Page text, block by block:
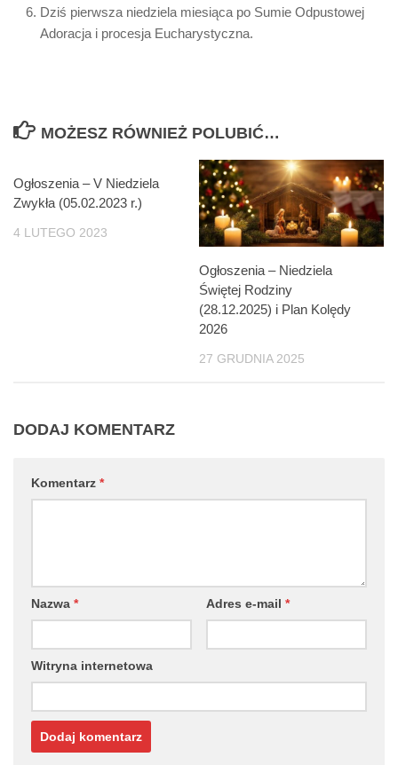
Dziś pierwsza niedziela miesiąca po Sumie Odpustowej
Adoracja i procesja Eucharystyczna.
MOŻESZ RÓWNIEŻ POLUBIĆ…
Ogłoszenia – V Niedziela
Zwykła (05.02.2023 r.)
4 LUTEGO 2023
Ogłoszenia – Niedziela
Świętej Rodziny
(28.12.2025) i Plan Kolędy
2026
27 GRUDNIA 2025
DODAJ KOMENTARZ
Komentarz *
Nazwa * Adres e-mail *
Witryna internetowa